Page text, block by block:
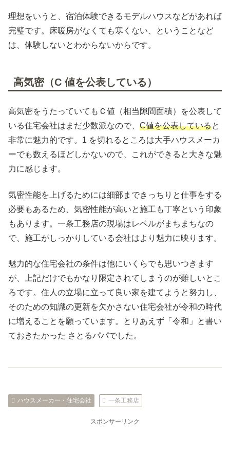
理想をいうと、宿泊体験できるモデルハウスなどがあれば
完璧です。床暖房がなくても寒くない、ということなど
は、体験しないとわからないからです。
高気密（C 値を公表している）
高気密をうたっていてもＣ値（相当隙間面積）を公表して
いる住宅会社はまだ少数派なので、 C値を公表していると
非常に魅力的です。1 を切れるところは大手ハウスメーカ
ーでも数えるほどしかないので、これができると大きな魅
力に感じます。
気密性能を上げるためには細部まできっちりと仕事をする
必要もあるため、気密性能が高いと施工も丁寧という印象
もあります。一条工務店の現場はレベルがまちまちなの
で、施工がしっかりしている会社はより魅力に映ります。
魅力的な住宅会社の条件は他にいくらでも思いつきます
が、上記だけでもかなり限定されてしまうのが難しいとこ
ろです。住人の立場に立って良い家を建てようと努力し、
そのための知識の更新を欠かさない住宅会社が令和の時代
に増えることを願っています。とりあえず「令和」と書い
ておきたかった さとるパパでした。
ハウスメーカー・住宅会社 一条工務店
スポンサーリンク